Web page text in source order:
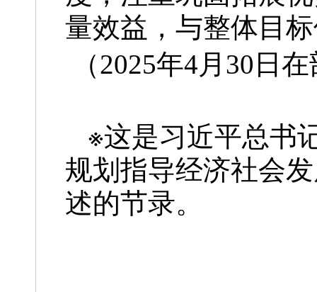
量效益，与整体目
（2025年4月30日
※这是习近平总书
规划指导经济社会
述的节录。